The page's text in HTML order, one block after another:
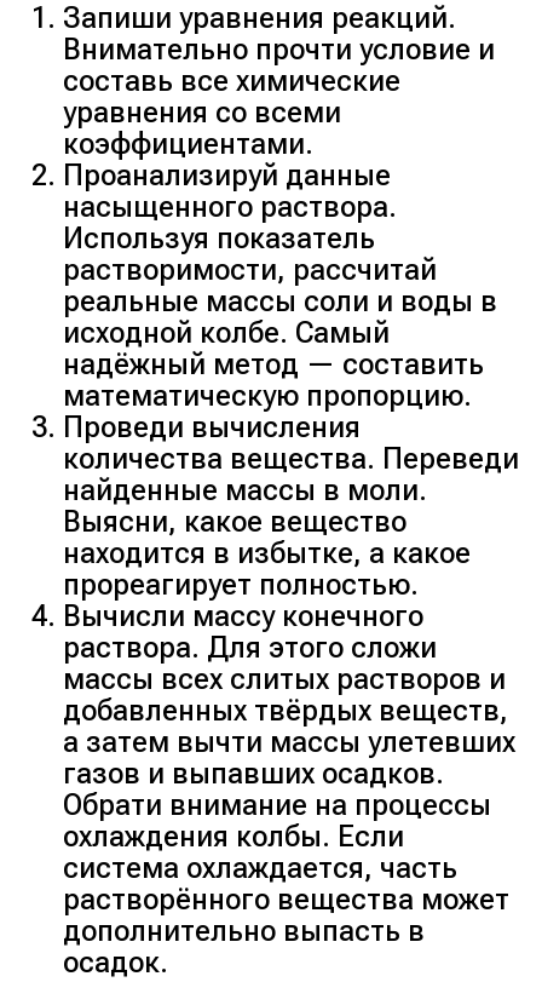
Запиши уравнения реакций.
Внимательно прочти условие и
составь все химические
уравнения со всеми
коэффициентами.
Проанализируй данные
насыщенного раствора.
Используя показатель
растворимости, рассчитай
реальные массы соли и воды в
исходной колбе. Самый
надёжный метод — составить
математическую пропорцию.
Проведи вычисления
количества вещества. Переведи
найденные массы в моли.
Выясни, какое вещество
находится в избытке, а какое
прореагирует полностью.
Вычисли массу конечного
раствора. Для этого сложи
массы всех слитых растворов и
добавленных твёрдых веществ,
а затем вычти массы улетевших
газов и выпавших осадков.
Обрати внимание на процессы
охлаждения колбы. Если
система охлаждается, часть
растворённого вещества может
дополнительно выпасть в
осадок.